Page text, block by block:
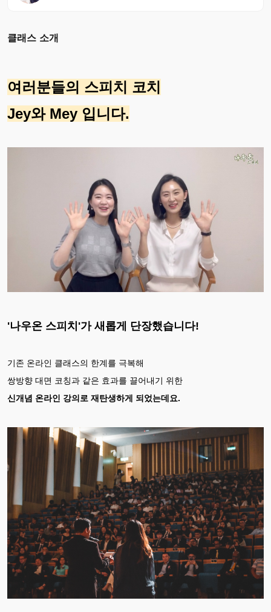
클래스 소개
여러분들의 스피치 코치
Jey와 Mey 입니다.
'나우온 스피치'가 새롭게 단장했습니다!
기존 온라인 클래스의 한계를 극복해
쌍방향 대면 코칭과 같은 효과를 끌어내기 위한
신개념 온라인 강의로 재탄생하게 되었는데요.